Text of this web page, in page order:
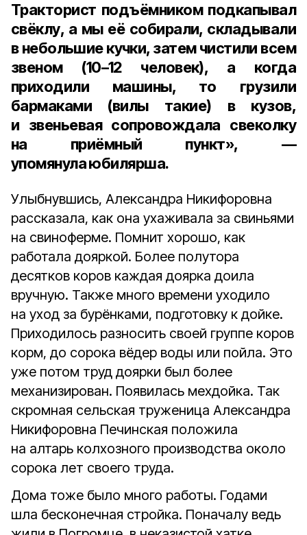
Тракторист подъёмником подкапывал
свёклу, а мы её собирали, складывали
в небольшие кучки, затем чистили всем
звеном (10–12 человек), а когда
приходили машины, то грузили
бармаками (вилы такие) в кузов,
и звеньевая сопровождала свеколку
на приёмный пункт», —
упомянула юбилярша.
Улыбнувшись, Александра Никифоровна
рассказала, как она ухаживала за свиньями
на свиноферме. Помнит хорошо, как
работала дояркой. Более полутора
десятков коров каждая доярка доила
вручную. Также много времени уходило
на уход за бурёнками, подготовку к дойке.
Приходилось разносить своей группе коров
корм, до сорока вёдер воды или пойла. Это
уже потом труд доярки был более
механизирован. Появилась мехдойка. Так
скромная сельская труженица Александра
Никифоровна Печинская положила
на алтарь колхозного производства около
сорока лет своего труда.
Дома тоже было много работы. Годами
шла бесконечная стройка. Поначалу ведь